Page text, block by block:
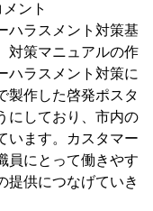
ント
ハラスメント対策基
対策マニュアルの作
ハラスメント対策に
製作した啓発ポスタ
にしており、市内の
います。カスタマー
員にとって働きやす
提供につなげていき